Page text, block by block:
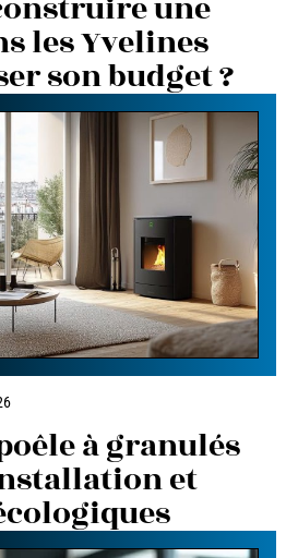
les Yvelines
son budget ?
à granulés
et